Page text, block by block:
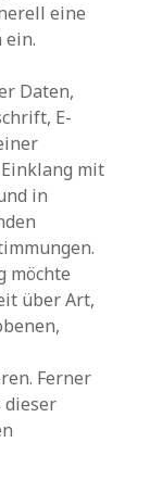
eine
ein.
Daten,
E-
mit
in
möchte
über Art,
Ferner
dieser